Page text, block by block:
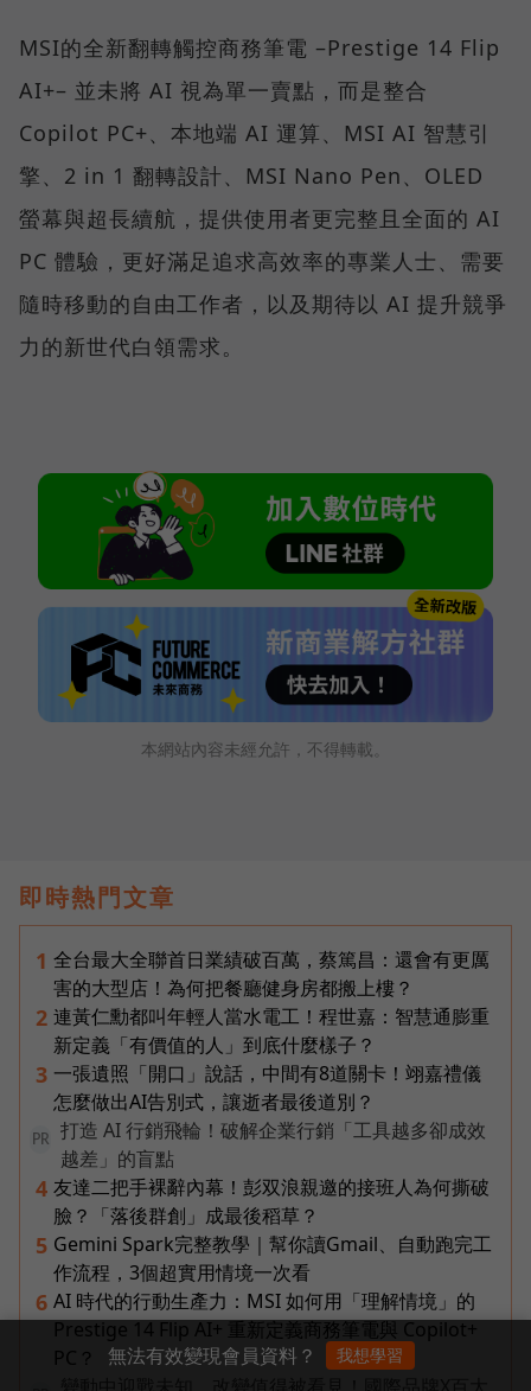
MSI的全新翻轉觸控商務筆電 –Prestige 14 Flip
AI+– 並未將 AI 視為單一賣點，而是整合
Copilot PC+、本地端 AI 運算、MSI AI 智慧引
擎、2 in 1 翻轉設計、MSI Nano Pen、OLED
螢幕與超長續航，提供使用者更完整且全面的 AI
PC 體驗，更好滿足追求高效率的專業人士、需要
隨時移動的自由工作者，以及期待以 AI 提升競爭
力的新世代白領需求。
本網站內容未經允許，不得轉載。
即時熱門文章
1 全台最大全聯首日業績破百萬，蔡篤昌：還會有更厲
害的大型店！為何把餐廳健身房都搬上樓？
2 連黃仁勳都叫年輕人當水電工！程世嘉：智慧通膨重
新定義「有價值的人」到底什麼樣子？
3 一張遺照「開口」說話，中間有8道關卡！翊嘉禮儀
怎麼做出AI告別式，讓逝者最後道別？
PR
打造 AI 行銷飛輪！破解企業行銷「工具越多卻成效
越差」的盲點
4 友達二把手裸辭內幕！彭双浪親邀的接班人為何撕破
臉？「落後群創」成最後稻草？
5 Gemini Spark完整教學｜幫你讀Gmail、自動跑完工
作流程，3個超實用情境一次看
6 AI 時代的行動生產力：MSI 如何用「理解情境」的
Prestige 14 Flip AI+ 重新定義商務筆電與 Copilot+
PC？
無法有效變現會員資料？ 我想學習